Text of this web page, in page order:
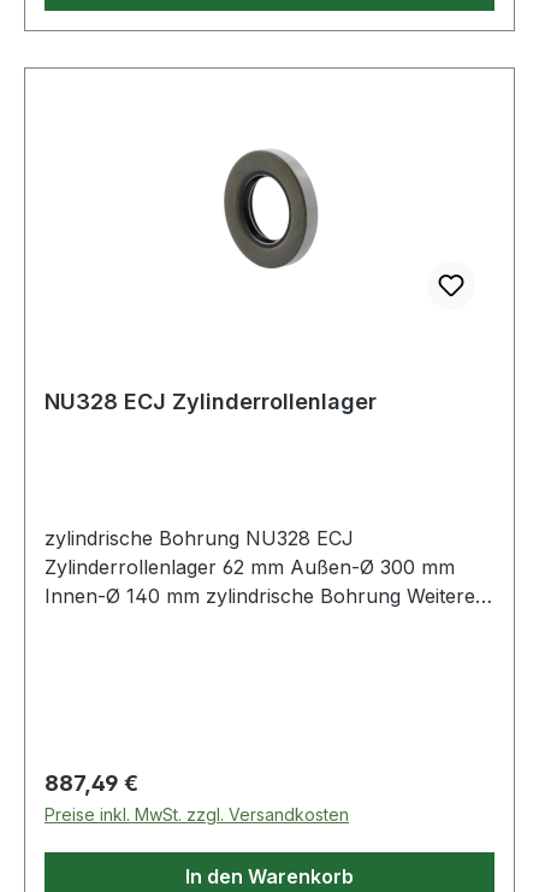
NU328 ECJ Zylinderrollenlager
zylindrische Bohrung NU328 ECJ
Zylinderrollenlager 62 mm Außen-Ø 300 mm
Innen-Ø 140 mm zylindrische Bohrung Weitere
Regulärer Preis:
887,49 €
Preise inkl. MwSt. zzgl. Versandkosten
In den Warenkorb